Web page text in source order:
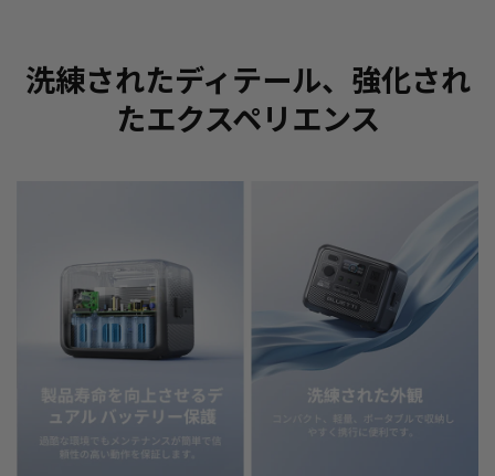
洗練されたディテール、強化され
たエクスペリエンス